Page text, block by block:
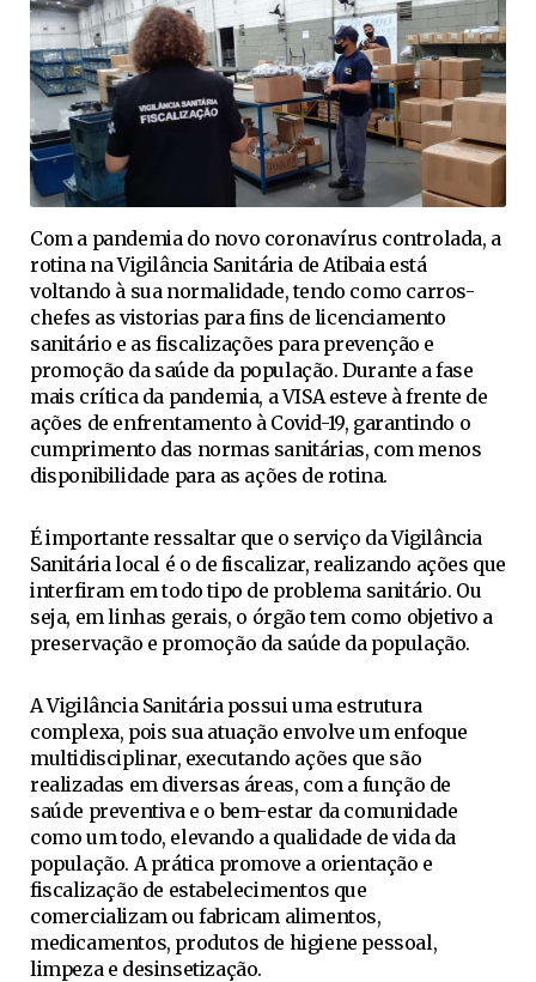
Com a pandemia do novo coronavírus controlada, a
rotina na Vigilância Sanitária de Atibaia está
voltando à sua normalidade, tendo como carros-
chefes as vistorias para fins de licenciamento
sanitário e as fiscalizações para prevenção e
promoção da saúde da população. Durante a fase
mais crítica da pandemia, a VISA esteve à frente de
ações de enfrentamento à Covid-19, garantindo o
cumprimento das normas sanitárias, com menos
disponibilidade para as ações de rotina.
É importante ressaltar que o serviço da Vigilância
Sanitária local é o de fiscalizar, realizando ações que
interfiram em todo tipo de problema sanitário. Ou
seja, em linhas gerais, o órgão tem como objetivo a
preservação e promoção da saúde da população.
A Vigilância Sanitária possui uma estrutura
complexa, pois sua atuação envolve um enfoque
multidisciplinar, executando ações que são
realizadas em diversas áreas, com a função de
saúde preventiva e o bem-estar da comunidade
como um todo, elevando a qualidade de vida da
população. A prática promove a orientação e
fiscalização de estabelecimentos que
comercializam ou fabricam alimentos,
medicamentos, produtos de higiene pessoal,
limpeza e desinsetização.